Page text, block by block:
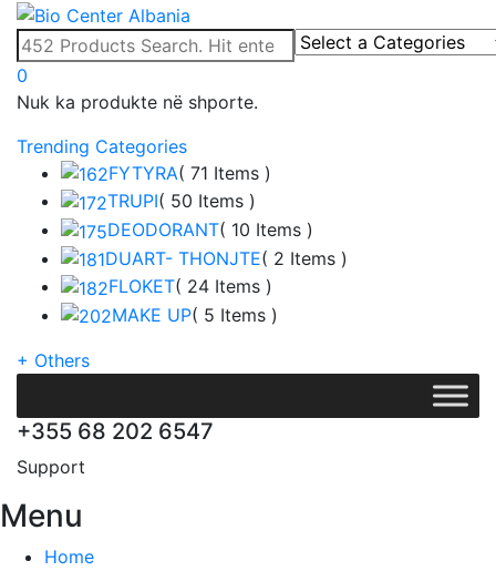
0
Nuk ka produkte në shporte.
Trending Categories
FYTYRA( 71 Items )
TRUPI( 50 Items )
DEODORANT( 10 Items )
DUART- THONJTE( 2 Items )
FLOKET( 24 Items )
MAKE UP( 5 Items )
+ Others
+355 68 202 6547
Support
Menu
Home